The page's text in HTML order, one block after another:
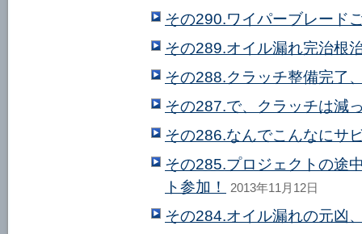
その290.ワイパーブレード
その289.オイル漏れ完治根
その288.クラッチ整備完了
その287.で、クラッチは減
その286.なんでこんなにサ
その285.プロジェクトの
ト参加！
2013年11月12日
その284.オイル漏れの元凶